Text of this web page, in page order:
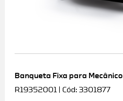
Banqueta Fixa para Mecânico
R19352001 | Cód: 3301877